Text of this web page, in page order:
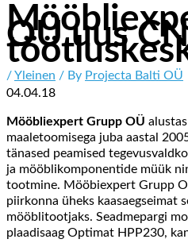
OÜ uus
/Yleinen / By Projecta Balti OÜ
04.04.18
Mööbliexpert Grupp OÜ
maaletoomisega juba aastal
tänased peamised
ja mööblikomponentide müük
tootmine. Mööbiexpert Grupp
piirkonna üheks kaasaegseimat
mööblitootjaks. Seadmepargi
plaadisaag Optimat HPP230,